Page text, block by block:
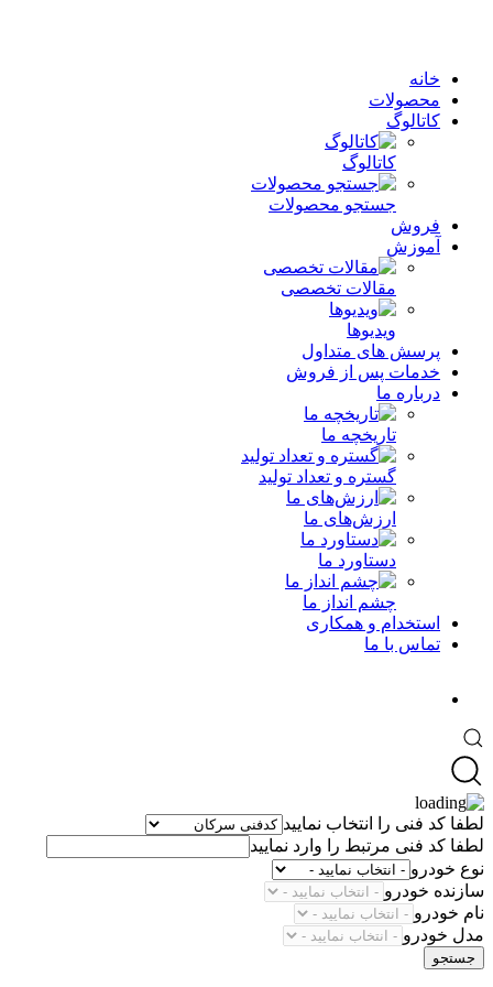
خانه
محصولات
کاتالوگ
کاتالوگ
جستجو محصولات
فروش
آموزش
مقالات تخصصی
ویدیوها
پرسش های متداول
خدمات پس از فروش
درباره ما
تاریخچه ما
گستره و تعداد تولید
ارزش‌های ما
دستاورد ما
چشم انداز ما
استخدام و همکاری
تماس با ما
لطفا کد فنی را انتخاب نمایید
لطفا کد فنی مرتبط را وارد نمایید
نوع خودرو
سازنده خودرو
نام خودرو
مدل خودرو
جستجو